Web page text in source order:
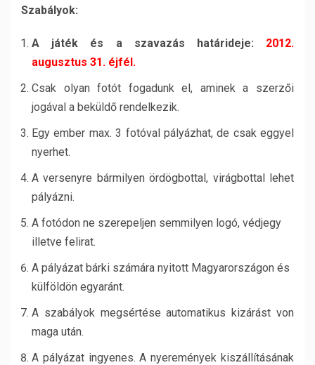
Szabályok:
A játék és a szavazás határideje: 2012.
augusztus 31. éjfél.
Csak olyan fotót fogadunk el, aminek a szerzői
jogával a beküldő rendelkezik.
Egy ember max. 3 fotóval pályázhat, de csak eggyel
nyerhet.
A versenyre bármilyen ördögbottal, virágbottal lehet
pályázni.
A fotódon ne szerepeljen semmilyen logó, védjegy
illetve felirat.
A pályázat bárki számára nyitott Magyarországon és
külföldön egyaránt.
A szabályok megsértése automatikus kizárást von
maga után.
A pályázat ingyenes. A nyeremények kiszállításának